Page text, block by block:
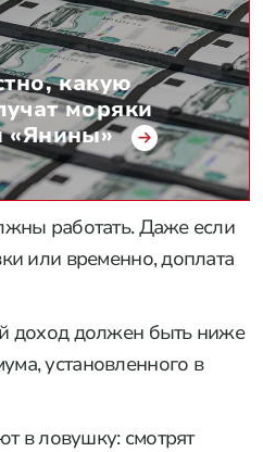
какую
моряки
«Янины»
работать. Даже если
или временно, доплата
доход должен быть ниже
установленного в
в ловушку: смотрят